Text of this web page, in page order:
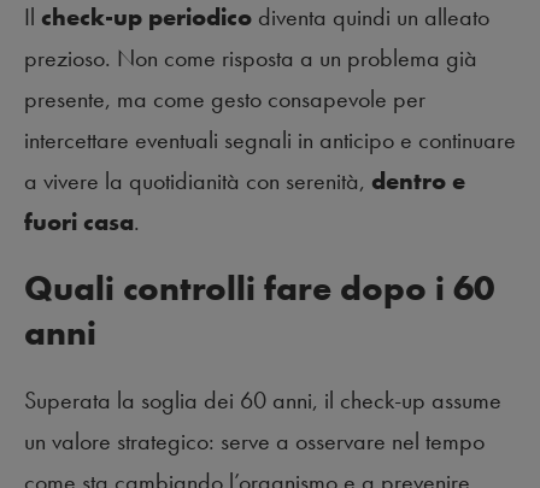
Il check-up periodico diventa quindi un alleato
prezioso. Non come risposta a un problema già
presente, ma come gesto consapevole per
intercettare eventuali segnali in anticipo e continuare
a vivere la quotidianità con serenità, dentro e
fuori casa.
Quali controlli fare dopo i 60
anni
Superata la soglia dei 60 anni, il check-up assume
un valore strategico: serve a osservare nel tempo